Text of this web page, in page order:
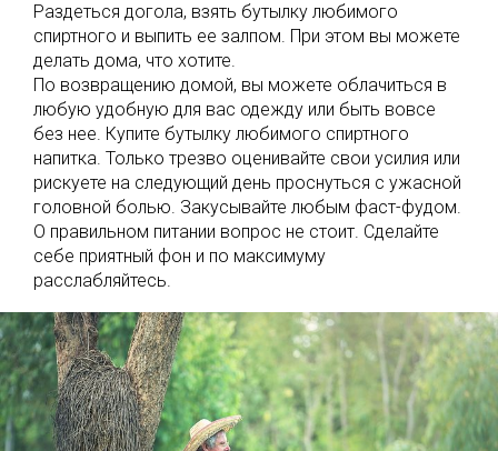
Раздеться догола, взять бутылку любимого
спиртного и выпить ее залпом. При этом вы можете
делать дома, что хотите.
По возвращению домой, вы можете облачиться в
любую удобную для вас одежду или быть вовсе
без нее. Купите бутылку любимого спиртного
напитка. Только трезво оценивайте свои усилия или
рискуете на следующий день проснуться с ужасной
головной болью. Закусывайте любым фаст-фудом.
О правильном питании вопрос не стоит. Сделайте
себе приятный фон и по максимуму
расслабляйтесь.